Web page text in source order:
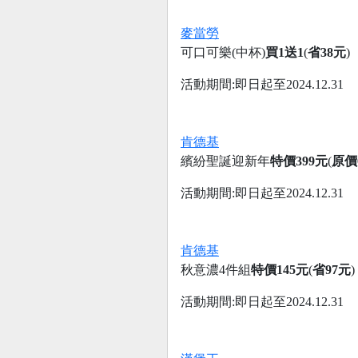
麥當勞
可口可樂(中杯)買1送1(省38元)
活動期間:即日起至2024.12.31
肯德基
繽紛聖誕迎新年特價399元(原
活動期間:即日起至2024.12.31
肯德基
秋意濃4件組特價145元(省97元)
活動期間:即日起至2024.12.31